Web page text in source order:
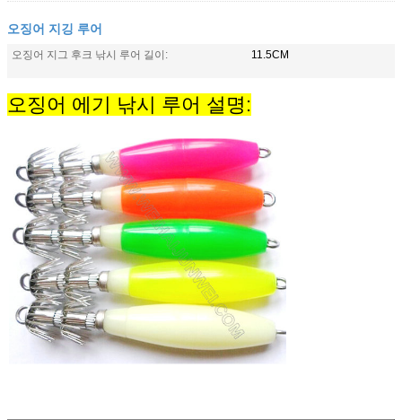
오징어 지깅 루어
오징어 지그 후크 낚시 루어 길이: 11.5CM
오징어 에기 낚시 루어 설명: